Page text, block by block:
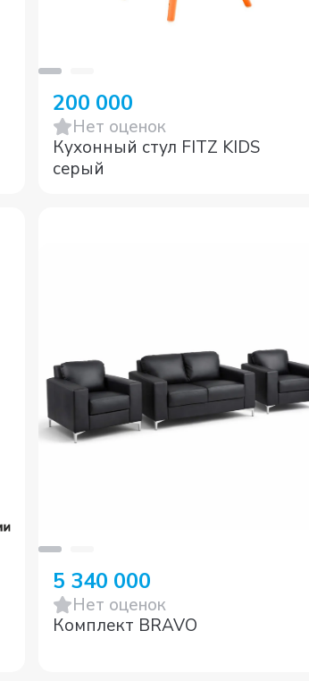
200 000
Нет оценок
Кухонный стул FITZ KIDS
серый
5 340 000
Нет оценок
Комплект BRAVO